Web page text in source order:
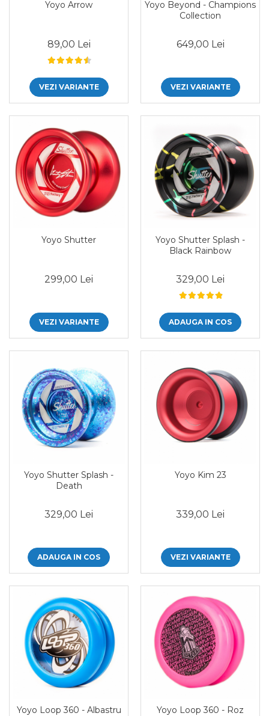
Yoyo Arrow
89,00 Lei
VEZI VARIANTE
Yoyo Beyond - Champions
Collection
649,00 Lei
VEZI VARIANTE
Yoyo Shutter
299,00 Lei
VEZI VARIANTE
Yoyo Shutter Splash -
Black Rainbow
329,00 Lei
ADAUGA IN COS
Yoyo Shutter Splash -
Death
329,00 Lei
ADAUGA IN COS
Yoyo Kim 23
339,00 Lei
VEZI VARIANTE
Yoyo Loop 360 - Albastru Yoyo Loop 360 - Roz